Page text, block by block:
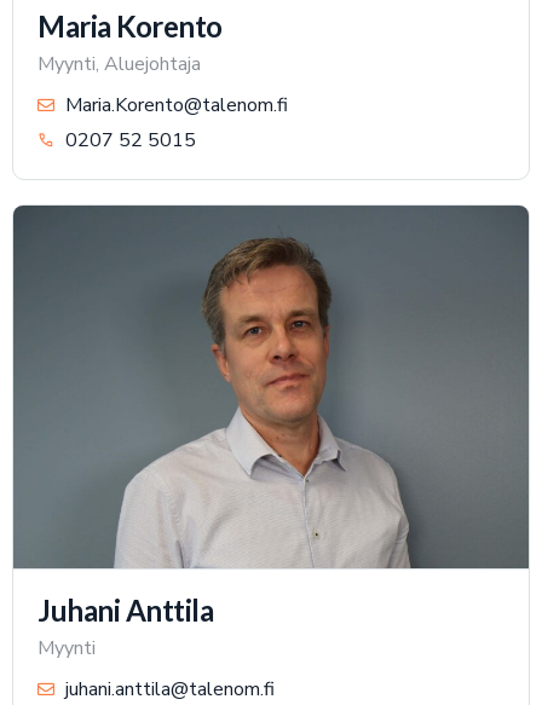
Maria Korento
Myynti, Aluejohtaja
Maria.Korento@talenom.fi
0207 52 5015
Juhani Anttila
Myynti
juhani.anttila@talenom.fi